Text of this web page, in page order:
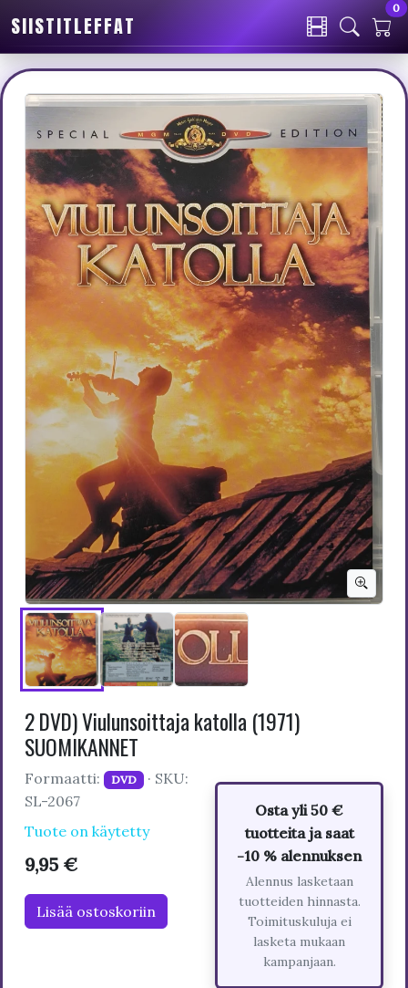
SIISTITLEFFAT
0
2 DVD) Viulunsoittaja katolla (1971)
SUOMIKANNET
Formaatti: DVD · SKU:
SL-2067
Tuote on käytetty
9,95 €
Lisää ostoskoriin
Osta yli 50 €
tuotteita ja saat
-10 % alennuksen
Alennus lasketaan
tuotteiden hinnasta.
Toimituskuluja ei
lasketa mukaan
kampanjaan.